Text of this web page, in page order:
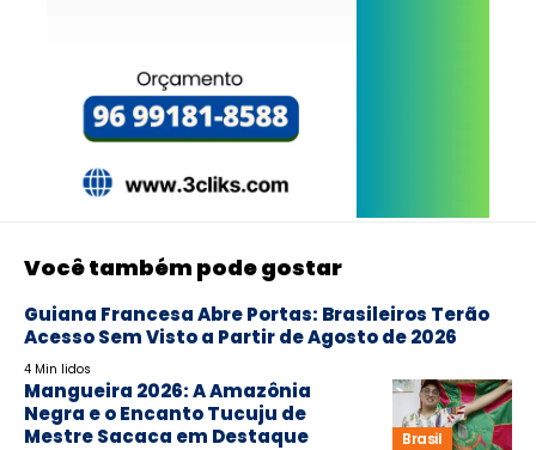
Você também pode gostar
Guiana Francesa Abre Portas: Brasileiros Terão
Acesso Sem Visto a Partir de Agosto de 2026
4 Min lidos
Brasil
Mangueira 2026: A Amazônia
Negra e o Encanto Tucuju de
Mestre Sacaca em Destaque